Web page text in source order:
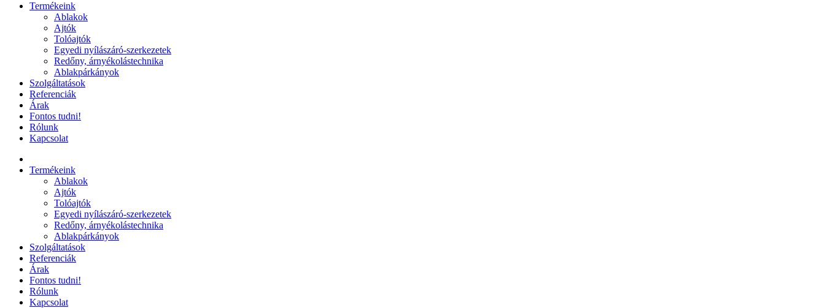
Termékeink
Ablakok
Ajtók
Tolóajtók
Egyedi nyílászáró-szerkezetek
Redőny, árnyékolástechnika
Ablakpárkányok
Szolgáltatások
Referenciák
Árak
Fontos tudni!
Rólunk
Kapcsolat
Termékeink
Ablakok
Ajtók
Tolóajtók
Egyedi nyílászáró-szerkezetek
Redőny, árnyékolástechnika
Ablakpárkányok
Szolgáltatások
Referenciák
Árak
Fontos tudni!
Rólunk
Kapcsolat